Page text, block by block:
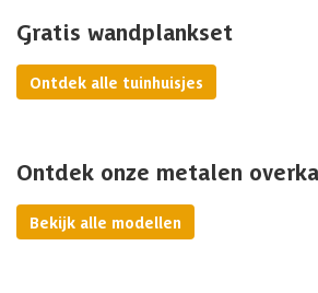
Gratis wandplankset
Ontdek alle tuinhuisjes
Ontdek onze metalen
Bekijk alle modellen